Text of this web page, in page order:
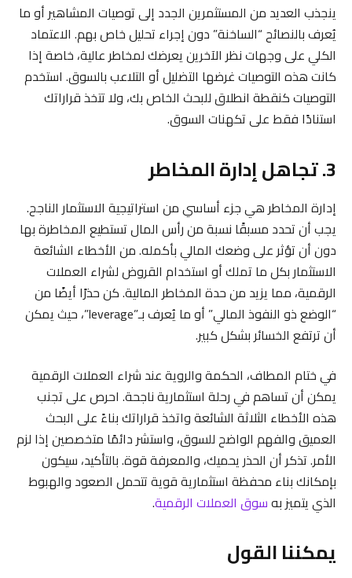
ينجذب العديد من المستثمرين الجدد إلى توصيات المشاهير أو ما
يُعرف بالنصائح “الساخنة” دون إجراء تحليل خاص بهم. الاعتماد
الكلي على وجهات نظر الآخرين يعرضك لمخاطر عالية، خاصة إذا
كانت هذه التوصيات غرضها التضليل أو التلاعب بالسوق. استخدم
التوصيات كنقطة انطلاق للبحث الخاص بك، ولا تتخذ قراراتك
استنادًا فقط على تكهنات السوق.
3. تجاهل إدارة المخاطر
إدارة المخاطر هي جزء أساسي من استراتيجية الاستثمار الناجح.
يجب أن تحدد مسبقًا نسبة من رأس المال تستطيع المخاطرة بها
دون أن تؤثر على وضعك المالي بأكمله. من الأخطاء الشائعة
الاستثمار بكل ما تملك أو استخدام القروض لشراء العملات
الرقمية، مما يزيد من حدة المخاطر المالية. كن حذرًا أيضًا من
“الوضع ذو النفوذ المالي” أو ما يُعرف بـ”leverage”، حيث يمكن
أن ترتفع الخسائر بشكل كبير.
في ختام المطاف، الحكمة والروية عند شراء العملات الرقمية
يمكن أن تساهم في رحلة استثمارية ناجحة. احرص على تجنب
هذه الأخطاء الثلاثة الشائعة واتخذ قراراتك بناءً على البحث
العميق والفهم الواضح للسوق، واستشر دائمًا متخصصين إذا لزم
الأمر. تذكر أن الحذر يحميك، والمعرفة قوة. بالتأكيد، سيكون
بإمكانك بناء محفظة استثمارية قوية تتحمل الصعود والهبوط
الذي يتميز بهسوق العملات الرقمية.
يمكننا القول